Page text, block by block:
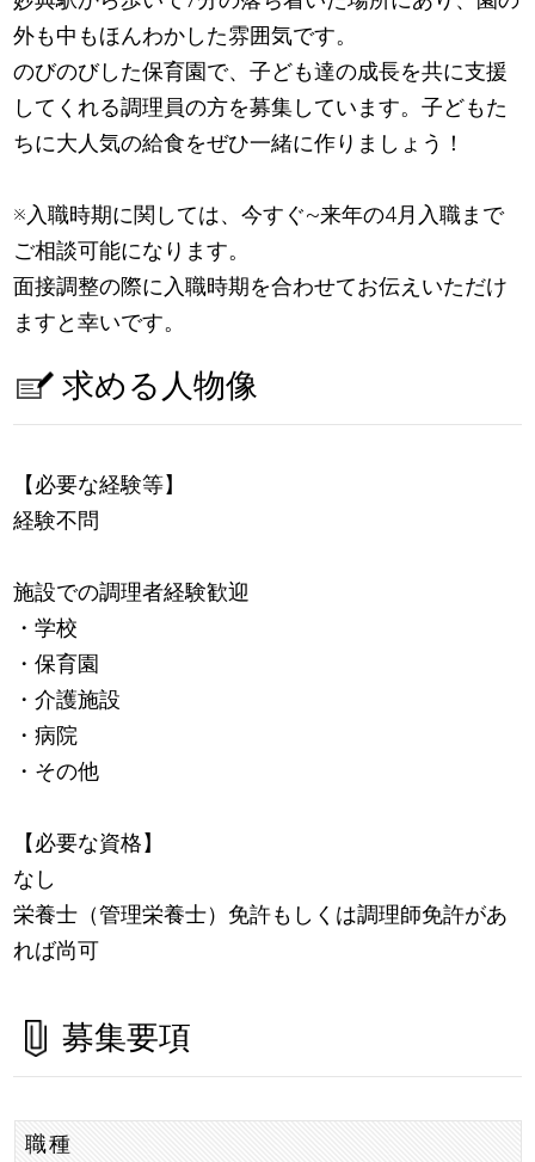
外も中もほんわかした雰囲気です。
のびのびした保育園で、子ども達の成長を共に支援
してくれる調理員の方を募集しています。子どもた
ちに大人気の給食をぜひ一緒に作りましょう！
※入職時期に関しては、今すぐ~来年の4月入職まで
ご相談可能になります。
面接調整の際に入職時期を合わせてお伝えいただけ
ますと幸いです。
求める人物像
【必要な経験等】
経験不問
施設での調理者経験歓迎
・学校
・保育園
・介護施設
・病院
・その他
【必要な資格】
なし
栄養士（管理栄養士）免許もしくは調理師免許があ
れば尚可
募集要項
職種